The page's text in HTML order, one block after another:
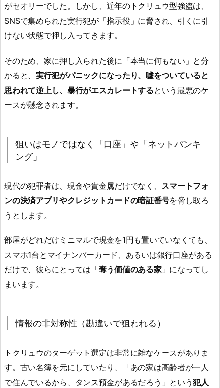
がセオリーでした。しかし、近年のトクリュウ型強盗は、
SNSで集められた実行犯が「指示役」に脅され、引くに引
けない状態で押し入ってきます。
そのため、家に押し入られた後に「本当に何もない」と分
かると、 実行犯がパニックになったり、嘘をついていると
思われて逆上し、暴行がエスカレートするという最悪のケ
ースが懸念されます。
狙いはモノではなく「口座」や「ネットバンキ
ング」
現代の犯罪者は、現金や貴金属だけでなく、 スマートフォ
ンの決済アプリやクレジットカードの暗証番号を脅し取ろ
うとします。
部屋がどれだけミニマルで現金を1円も置いていなくても、
スマホ1台とマイナンバーカード、あるいは銀行口座がある
だけで、彼らにとっては「奪う価値のある家 」になってし
まいます。
情報の非対称性（勘違いで狙われる）
トクリュウのターゲット選定は非常に雑なケースがありま
す。古い名簿を元にしていたり、「あの家は高齢者が一人
で住んでいるから、タンス預金があるだろう」という 犯人